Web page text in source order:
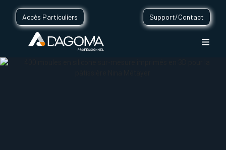
Accès Particuliers Support/Contact